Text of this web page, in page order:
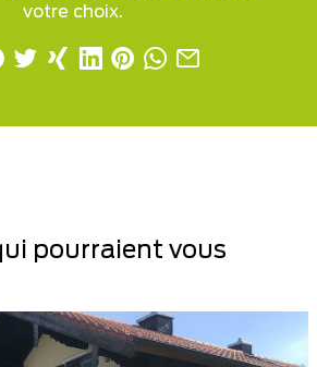
votre choix.
pourraient vous